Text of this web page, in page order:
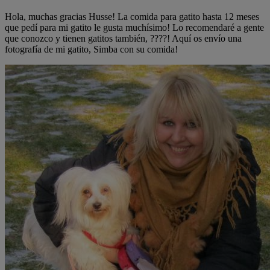
Hola, muchas gracias Husse! La comida para gatito hasta 12 meses
que pedí para mi gatito le gusta muchísimo! Lo recomendaré a gente
que conozco y tienen gatitos también, ????! Aquí os envío una
fotografía de mi gatito, Simba con su comida!